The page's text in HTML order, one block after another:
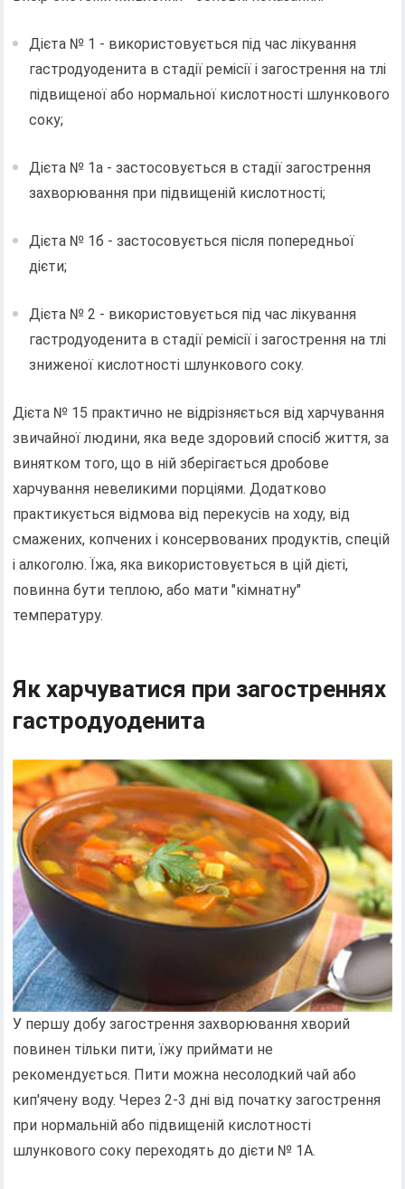
Дієта № 1 - використовується під час лікування
гастродуоденита в стадії ремісії і загострення на тлі
підвищеної або нормальної кислотності шлункового
соку;
Дієта № 1а - застосовується в стадії загострення
захворювання при підвищеній кислотності;
Дієта № 1б - застосовується після попередньої
дієти;
Дієта № 2 - використовується під час лікування
гастродуоденита в стадії ремісії і загострення на тлі
зниженої кислотності шлункового соку.
Дієта № 15 практично не відрізняється від харчування
звичайної людини, яка веде здоровий спосіб життя, за
винятком того, що в ній зберігається дробове
харчування невеликими порціями. Додатково
практикується відмова від перекусів на ходу, від
смажених, копчених і консервованих продуктів, спецій
і алкоголю. Їжа, яка використовується в цій дієті,
повинна бути теплою, або мати "кімнатну"
температуру.
Як харчуватися при загостреннях
гастродуоденита
У першу добу загострення захворювання хворий
повинен тільки пити, їжу приймати не
рекомендується. Пити можна несолодкий чай або
кип'ячену воду. Через 2-3 дні від початку загострення
при нормальній або підвищеній кислотності
шлункового соку переходять до дієти № 1А.